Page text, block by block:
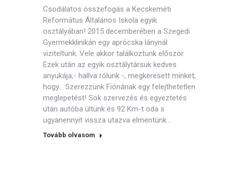
Csodálatos összefogás a Kecskeméti
Református Általános Iskola egyik
osztályában! 2015 decemberében a Szegedi
Gyermekklinikán egy aprócska lánynál
viziteltünk. Vele akkor találkoztunk először.
Ezek után az egyik osztálytársuk kedves
anyukája,- hallva rólunk -, megkeresett minket,
hogy… Szerezzünk Fiónának egy felejthetetlen
meglepetést! Sok szervezés és egyeztetés
után autóba ültünk és 92 Km-t oda s
ugyanennyit vissza utazva elmentünk…
Tovább olvasom